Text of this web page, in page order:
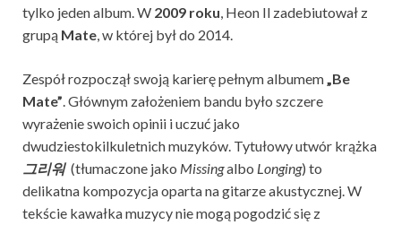
tylko jeden album. W 2009 roku, Heon Il zadebiutował z
grupą Mate, w której był do 2014.
Zespół rozpoczął swoją karierę pełnym albumem„Be
Mate”. Głównym założeniem bandu było szczere
wyrażenie swoich opinii i uczuć jako
dwudziestokilkuletnich muzyków. Tytułowy utwór krążka
그리워(tłumaczone jako Missingalbo Longing) to
delikatna kompozycja oparta na gitarze akustycznej. W
tekście kawałka muzycy nie mogą pogodzić się z